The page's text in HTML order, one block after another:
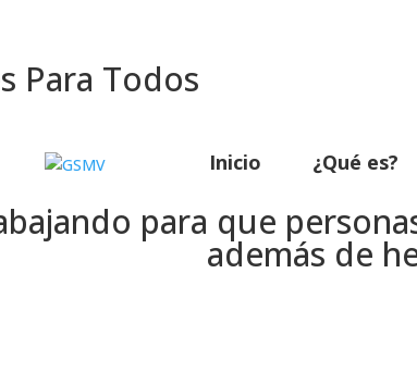
Para Todos
Inicio ¿Qué es?
para que
además de